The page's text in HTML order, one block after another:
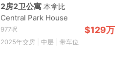
2房2卫公寓本拿比
Central Park House
977呎 $129万
2025年交房 中层 带车位